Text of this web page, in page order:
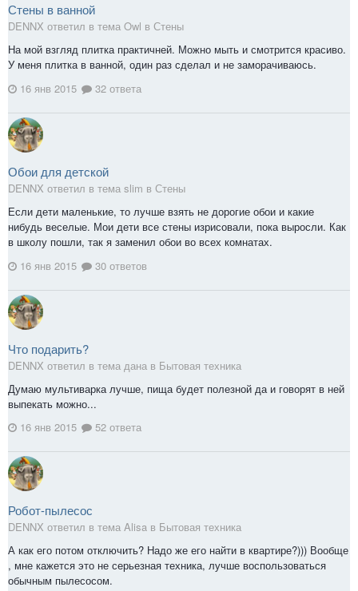
Стены в ванной
DENNX ответил в тема Owl в Стены
На мой взгляд плитка практичней. Можно мыть и смотрится красиво.
У меня плитка в ванной, один раз сделал и не заморачиваюсь.
16 янв 2015
32 ответа
Обои для детской
DENNX ответил в тема slim в Стены
Если дети маленькие, то лучше взять не дорогие обои и какие
нибудь веселые. Мои дети все стены изрисовали, пока выросли. Как
в школу пошли, так я заменил обои во всех комнатах.
16 янв 2015
30 ответов
Что подарить?
DENNX ответил в тема дана в Бытовая техника
Думаю мультиварка лучше, пища будет полезной да и говорят в ней
выпекать можно...
16 янв 2015
52 ответа
Робот-пылесос
DENNX ответил в тема Alisa в Бытовая техника
А как его потом отключить? Надо же его найти в квартире?))) Вообще
, мне кажется это не серьезная техника, лучше воспользоваться
обычным пылесосом.